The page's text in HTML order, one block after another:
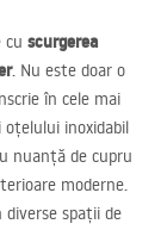
cu scurgerea
. Nu este doar o
în cele mai
inoxidabil
nuanță de cupru
moderne.
spații de